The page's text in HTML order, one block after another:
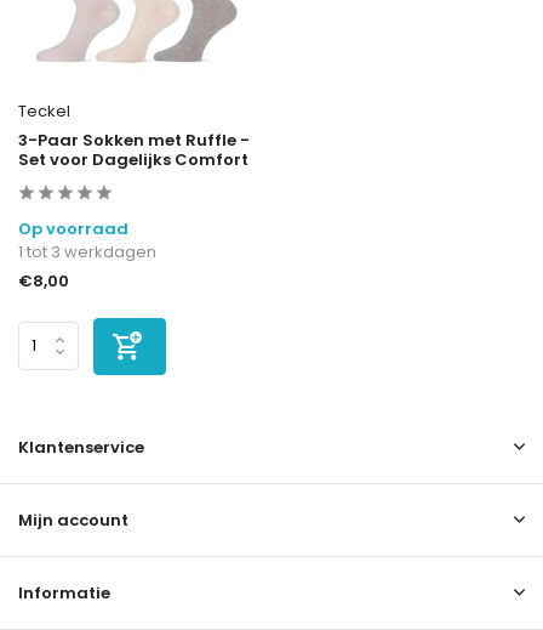
Teckel
3-Paar Sokken met Ruffle -
Set voor Dagelijks Comfort
Op voorraad
1 tot 3 werkdagen
€8,00
Klantenservice
Mijn account
Informatie